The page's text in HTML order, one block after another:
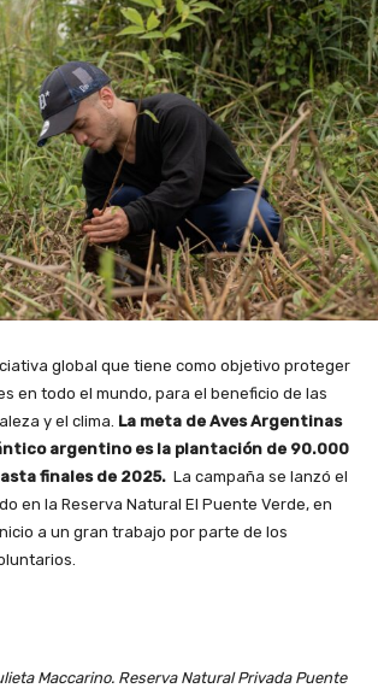
global que tiene como objetivo proteger
en todo el mundo, para el beneficio de las
y el clima. La meta de Aves Argentinas
argentino es la plantación de 90.000
finales de 2025. La campaña se lanzó el
en la Reserva Natural El Puente Verde, en
a un gran trabajo por parte de los
Maccarino. Reserva Natural Privada Puente